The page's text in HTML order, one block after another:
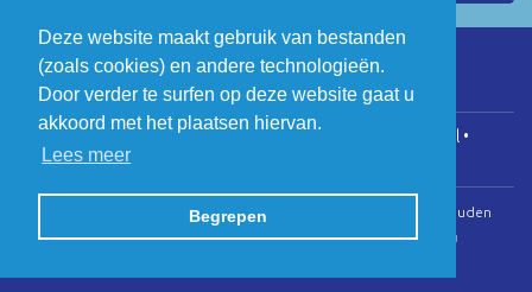
Deze website maakt gebruik van bestanden
(zoals cookies) en andere technologieën.
Door verder te surfen op deze website gaat u
akkoord met het plaatsen hiervan.
Lees meer
Begrepen
LinkedIn Twitter
COGEN Vlaanderen • Koningsstraat 146, 1000 Brussel •
info@cogenvlaanderen.be
© Copyright 2026 | Cogen Vlaanderen • Alle rechten voorbehouden
Webdesign door Zenjoy in Leuven•Powered by Nimbu